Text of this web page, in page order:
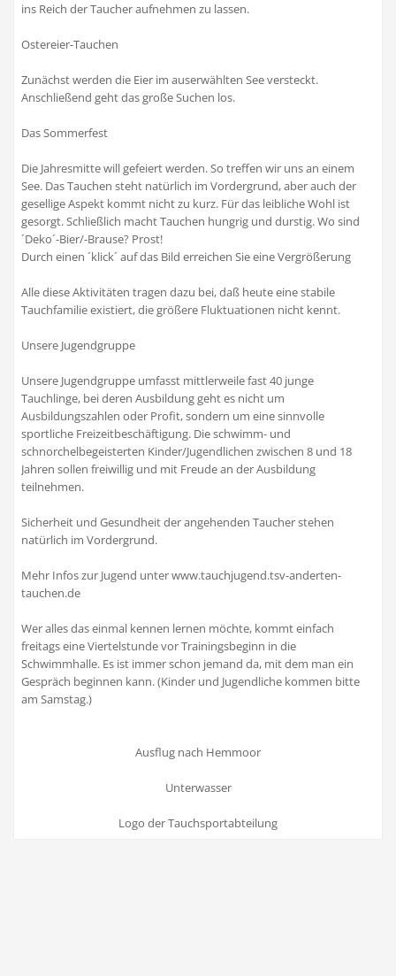
ins Reich der Taucher aufnehmen zu lassen.
Ostereier-Tauchen
Zunächst werden die Eier im auserwählten See versteckt.
Anschließend geht das große Suchen los.
Das Sommerfest
Die Jahresmitte will gefeiert werden. So treffen wir uns an einem
See. Das Tauchen steht natürlich im Vordergrund, aber auch der
gesellige Aspekt kommt nicht zu kurz. Für das leibliche Wohl ist
gesorgt. Schließlich macht Tauchen hungrig und durstig. Wo sind
´Deko´-Bier/-Brause? Prost!
Durch einen ´klick´ auf das Bild erreichen Sie eine Vergrößerung
Alle diese Aktivitäten tragen dazu bei, daß heute eine stabile
Tauchfamilie existiert, die größere Fluktuationen nicht kennt.
Unsere Jugendgruppe
Unsere Jugendgruppe umfasst mittlerweile fast 40 junge
Tauchlinge, bei deren Ausbildung geht es nicht um
Ausbildungszahlen oder Profit, sondern um eine sinnvolle
sportliche Freizeitbeschäftigung. Die schwimm- und
schnorchelbegeisterten Kinder/Jugendlichen zwischen 8 und 18
Jahren sollen freiwillig und mit Freude an der Ausbildung
teilnehmen.
Sicherheit und Gesundheit der angehenden Taucher stehen
natürlich im Vordergrund.
Mehr Infos zur Jugend unter www.tauchjugend.tsv-anderten-
tauchen.de
Wer alles das einmal kennen lernen möchte, kommt einfach
freitags eine Viertelstunde vor Trainingsbeginn in die
Schwimmhalle. Es ist immer schon jemand da, mit dem man ein
Gespräch beginnen kann. (Kinder und Jugendliche kommen bitte
am Samstag.)
Ausflug nach Hemmoor
Unterwasser
Logo der Tauchsportabteilung